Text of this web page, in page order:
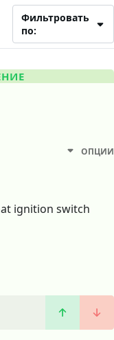
Фильтровать
по:
ОПЦИИ
ignition switch